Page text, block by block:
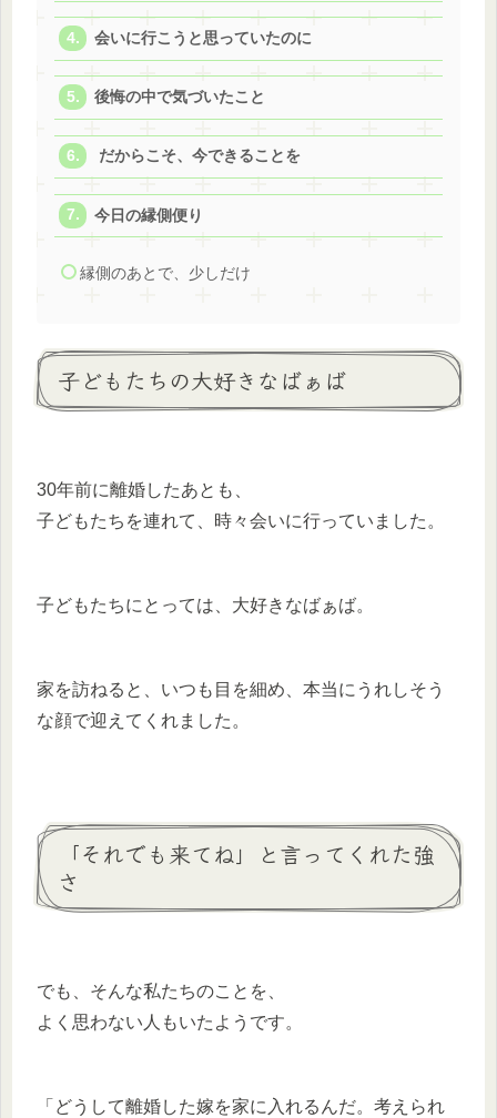
会いに行こうと思っていたのに
後悔の中で気づいたこと
だからこそ、今できることを
今日の縁側便り
縁側のあとで、少しだけ
子どもたちの大好きなばぁば
30年前に離婚したあとも、
子どもたちを連れて、時々会いに行っていました。
子どもたちにとっては、大好きなばぁば。
家を訪ねると、いつも目を細め、本当にうれしそう
な顔で迎えてくれました。
「それでも来てね」と言ってくれた強
さ
でも、そんな私たちのことを、
よく思わない人もいたようです。
「どうして離婚した嫁を家に入れるんだ。考えられ